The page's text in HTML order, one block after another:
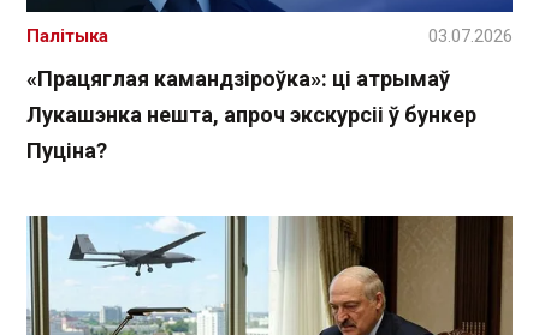
«Працяглая камандзіроўка»: ці атрымаў
Лукашэнка нешта, апроч экскурсіі ў бункер
Пуціна?
Палітыка 03.07.2026